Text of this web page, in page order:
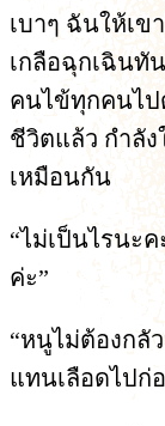
เบาๆ ฉันให้เ
เกลือฉุกเฉินทั
คนไข้ทุกคนไป
ชีวิตแล้ว กำลั
เหมือนกัน
“ไม่เป็นไรนะ
ค่ะ”
“หนูไม่ต้องกลั
แทนเลือดไปก่